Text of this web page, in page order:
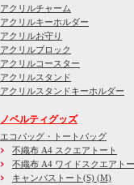
アクリルチャーム
アクリルキーホルダー
アクリルお守り
アクリルブロック
アクリルコースター
アクリルスタンド
アクリルスタンドキーホルダー
ノベルティグッズ
エコバッグ・トートバッグ
不織布 A4 スクエアトート
不織布 A4 ワイドスクエアト
キャンバストート(S) (M)